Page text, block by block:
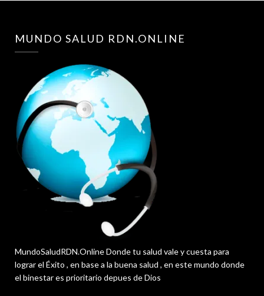
MUNDO SALUD RDN.ONLINE
MundoSaludRDN.Online Donde tu salud vale y cuesta para
lograr el Éxito , en base a la buena salud , en este mundo donde
el binestar es prioritario depues de Dios